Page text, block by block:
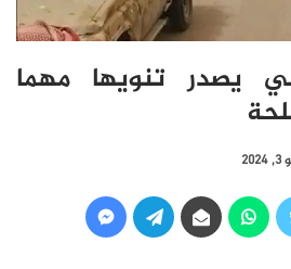
يصدر تنويها مهما